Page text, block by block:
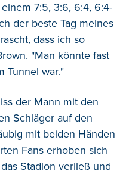
7:5, 3:6, 6:4, 6:4-
der beste Tag meines
dass ich so
"Man könnte fast
Tunnel war."
der Mann mit den
Schläger auf den
mit beiden Händen
Fans erhoben sich
Stadion verließ und